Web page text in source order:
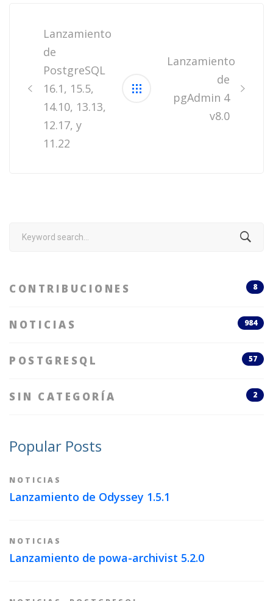
navigation
Lanzamiento
de
PostgreSQL
16.1, 15.5,
14.10, 13.13,
12.17, y
11.22
Lanzamiento
de
pgAdmin 4
v8.0
CONTRIBUCIONES 8
NOTICIAS 984
POSTGRESQL 57
SIN CATEGORÍA 2
Popular Posts
NOTICIAS
Lanzamiento de Odyssey 1.5.1
NOTICIAS
Lanzamiento de powa-archivist 5.2.0